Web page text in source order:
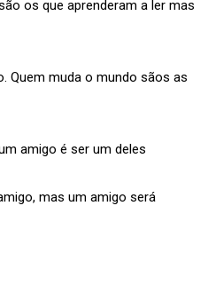
os que aprenderam a ler mas
Quem muda o mundo sãos as
amigo é ser um deles
mas um amigo será